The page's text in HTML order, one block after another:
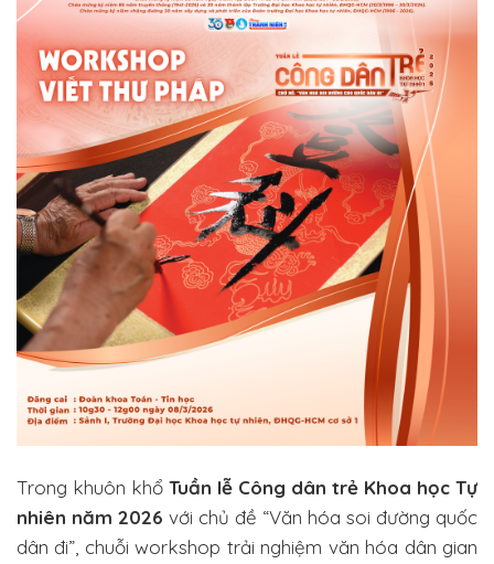
Trong khuôn khổ Tuần lễ Công dân trẻ Khoa học Tự
nhiên năm 2026 với chủ đề “Văn hóa soi đường quốc
dân đi” , chuỗi workshop trải nghiệm văn hóa dân gian